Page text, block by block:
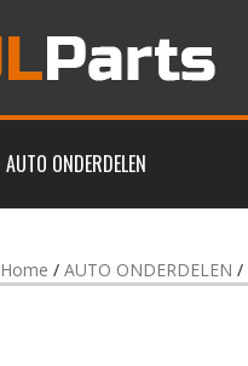
AUTO ONDERDELEN
Home / AUTO ONDERDELEN /